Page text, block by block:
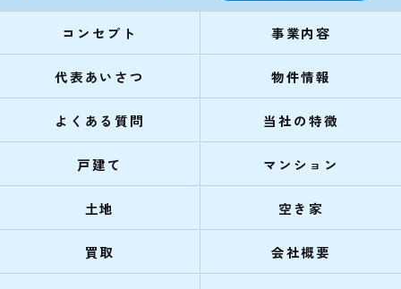
コンセプト 事業内容
代表あいさつ 物件情報
よくある質問 当社の特徴
戸建て マンション
土地 空き家
買取 会社概要